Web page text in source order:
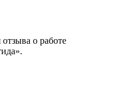
о работе